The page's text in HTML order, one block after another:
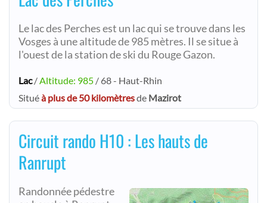
Le lac des Perches est un lac qui se trouve dans les
Vosges à une altitude de 985 mètres. Il se situe à
l'ouest de la station de ski du Rouge Gazon.
Lac/Altitude: 985 / 68 - Haut-Rhin
Situéà plus de 50 kilomètresde Mazirot
Circuit rando H10 : Les hauts de
Ranrupt
Randonnée pédestre